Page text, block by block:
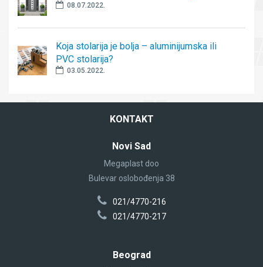
08.07.2022.
Koja stolarija je bolja – aluminijumska ili
PVC stolarija?
03.05.2022.
KONTAKT
Novi Sad
Megaplast doo
Bulevar oslobođenja 38
021/4770-216
021/4770-217
Beograd